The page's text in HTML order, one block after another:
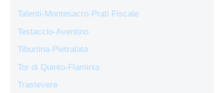
Talenti-Montesacro-Prati Fiscale
Testaccio-Aventino
Tiburtina-Pietralata
Tor di Quinto-Flaminia
Trastevere